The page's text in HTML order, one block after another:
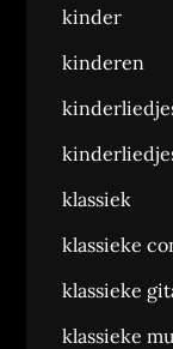
kinder
kinderen
klassiek
klassieke
klassieke
klassieke